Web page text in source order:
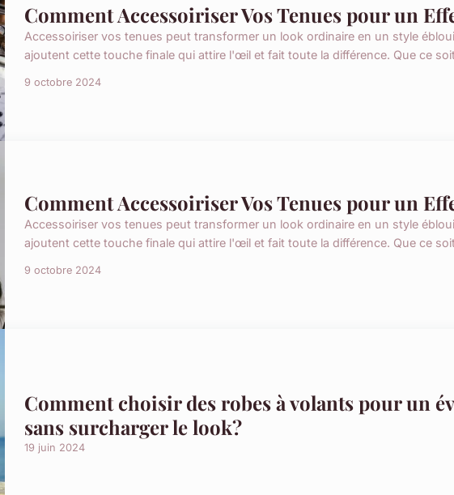
Comment Accessoiriser Vos Tenues pour un
Accessoiriser vos tenues peut transformer un look ordinaire en un style
ajoutent cette touche finale qui attire l'œil et fait toute la différence. Que ce
9 octobre 2024
Comment Accessoiriser Vos Tenues pour un
Accessoiriser vos tenues peut transformer un look ordinaire en un style
ajoutent cette touche finale qui attire l'œil et fait toute la différence. Que ce
9 octobre 2024
Comment choisir des robes à volants pour un
sans surcharger le look?
19 juin 2024